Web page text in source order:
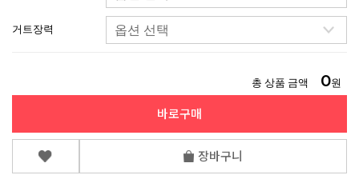
거트장력
총 상품 금액 0원
바로구매
장바구니